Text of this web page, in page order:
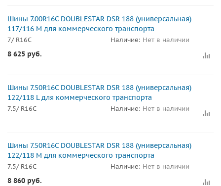
Шины 7.00R16C DOUBLESTAR DSR 188 (универсальная)
117/116 M для коммерческого транспорта
7/ R16C Наличие: Нет в наличии
8 625 руб.
Шины 7.50R16C DOUBLESTAR DSR 188 (универсальная)
122/118 L для коммерческого транспорта
7.5/ R16C Наличие: Нет в наличии
Шины 7.50R16C DOUBLESTAR DSR 188 (универсальная)
122/118 M для коммерческого транспорта
7.5/ R16C Наличие: Нет в наличии
8 860 руб.